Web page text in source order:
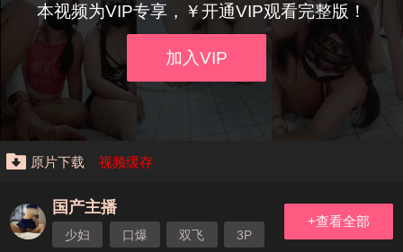
本视频为VIP专享，￥开通VIP观看完整版！
加入VIP
原片下载 视频缓存
国产主播
少妇 口爆 双飞
3P
+查看全部